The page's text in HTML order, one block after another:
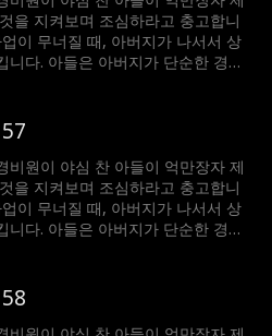
을 지켜보며 조심하라고 충고합니
이 무너질 때, 아버지가 나서서 상
니다. 아들은 아버지가 단순한 경비
비원이 야심 찬 아들이 억만장자 제
을 지켜보며 조심하라고 충고합니
이 무너질 때, 아버지가 나서서 상
니다. 아들은 아버지가 단순한 경비